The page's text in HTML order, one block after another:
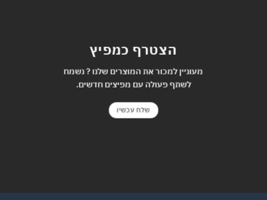
הצטרף כמפיץ
מעוניין למכור את המוצרים שלנו ? נשמח
לשתף פעולה עם מפיצים חדשים.
שלח עכשיו